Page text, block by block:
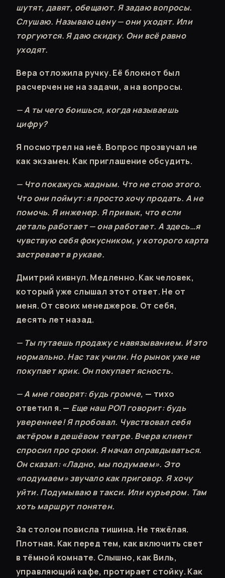
шутят, давят, обещают. Я задаю вопросы.
Слушаю. Называю цену — они уходят. Или
торгуются. Я даю скидку. Они всё равно
уходят.
Вера отложила ручку. Её блокнот был
расчерчен не на задачи, а на вопросы.
— А ты чего боишься, когда называешь
цифру?
Я посмотрел на неё. Вопрос прозвучал не
как экзамен. Как приглашение обсудить.
— Что покажусь жадным. Что не стою этого.
Что они поймут: я просто хочу продать. А не
помочь. Я инженер. Я привык, что если
деталь работает — она работает. А здесь…я
чувствую себя фокусником, у которого карта
застревает в рукаве.
Дмитрий кивнул. Медленно. Как человек,
который уже слышал этот ответ. Не от
меня. От своих менеджеров. От себя,
десять лет назад.
— Ты путаешь продажу с навязыванием. И это
нормально. Нас так учили. Но рынок уже не
покупает крик. Он покупает ясность.
— А мне говорят: будь громче, — тихо
ответил я. — Еще наш РОП говорит: будь
увереннее! Я пробовал. Чувствовал себя
актёром в дешёвом театре. Вчера клиент
спросил про сроки. Я начал оправдываться.
Он сказал: «Ладно, мы подумаем». Это
«подумаем» звучало как приговор. Я хочу
уйти. Подумываю в такси. Или курьером. Там
хоть маршрут понятен.
За столом повисла тишина. Не тяжёлая.
Плотная. Как перед тем, как включить свет
в тёмной комнате. Слышно, как Виль,
управляющий кафе, протирает стойку. Как